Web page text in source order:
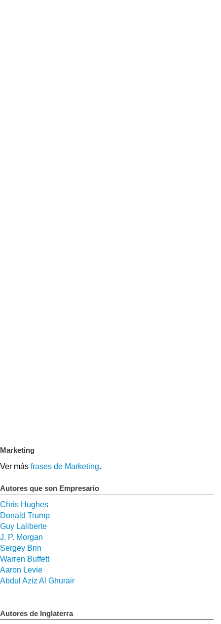
Marketing
Ver más frases de Marketing.
Autores que son Empresario
Chris Hughes
Donald Trump
Guy Laliberte
J. P. Morgan
Sergey Brin
Warren Buffett
Aaron Levie
Abdul Aziz Al Ghurair
Autores de Inglaterra